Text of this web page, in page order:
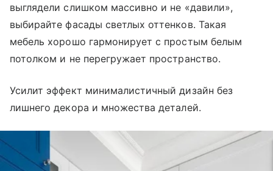
выглядели слишком массивно и не «давили»,
выбирайте фасады светлых оттенков. Такая
мебель хорошо гармонирует с простым белым
потолком и не перегружает пространство.
Усилит эффект минималистичный дизайн без
лишнего декора и множества деталей.